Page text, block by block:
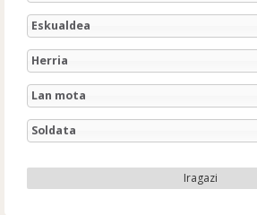
Eskualdea
Herria
Lan mota
Soldata
Iragazi